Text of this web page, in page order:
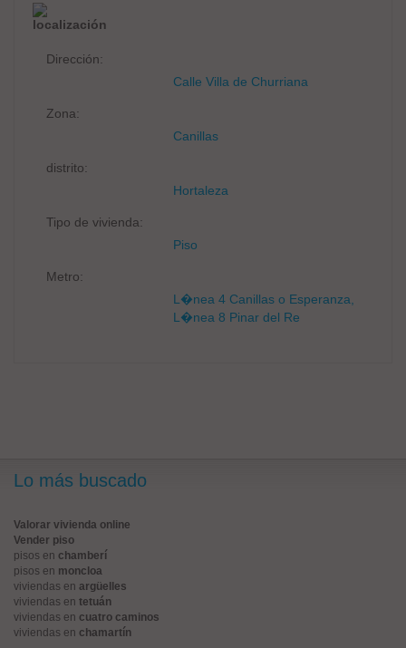
localización
Dirección:
Calle Villa de Churriana
Zona:
Canillas
distrito:
Hortaleza
Tipo de vivienda:
Piso
Metro:
L�nea 4 Canillas o Esperanza,
L�nea 8 Pinar del Re
Lo más buscado
Valorar vivienda online
Vender piso
pisos en chamberí
pisos en moncloa
viviendas en argüelles
viviendas en tetuán
viviendas en cuatro caminos
viviendas en chamartín